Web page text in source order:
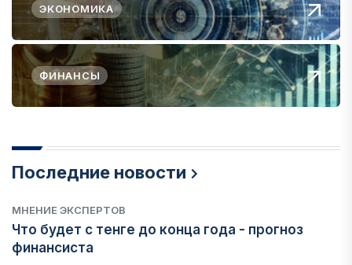
ЭКОНОМИКА
ФИНАНСЫ
Последние новости
МНЕНИЕ ЭКСПЕРТОВ
Что будет с тенге до конца года - прогноз
финансиста